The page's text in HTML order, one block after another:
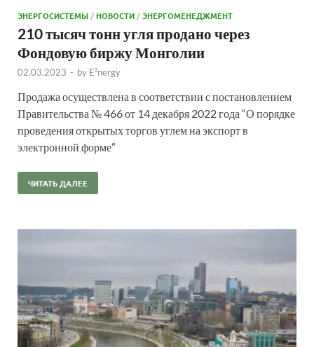
ЭНЕРГОСИСТЕМЫ/НОВОСТИ/ЭНЕРГОМЕНЕДЖМЕНТ
210 тысяч тонн угля продано через
Фондовую биржу Монголии
02.03.2023 - by E²nergy
Продажа осуществлена в соответствии с постановлением
Правительства № 466 от 14 декабря 2022 года “О порядке
проведения открытых торгов углем на экспорт в
электронной форме”
ЧИТАТЬ ДАЛЕЕ